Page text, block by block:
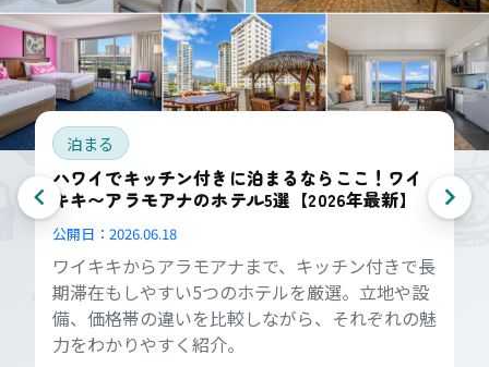
泊まる
ハワイでキッチン付きに泊まるならここ！ワイ
キキ〜アラモアナのホテル5選【2026年最新】
公開日： 2026.06.18
ワイキキからアラモアナまで、キッチン付きで長
期滞在もしやすい5つのホテルを厳選。立地や設
備、価格帯の違いを比較しながら、それぞれの魅
力をわかりやすく紹介。